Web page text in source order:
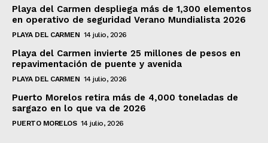
Playa del Carmen despliega más de 1,300 elementos
en operativo de seguridad Verano Mundialista 2026
PLAYA DEL CARMEN 14 julio, 2026
Playa del Carmen invierte 25 millones de pesos en
repavimentación de puente y avenida
PLAYA DEL CARMEN 14 julio, 2026
Puerto Morelos retira más de 4,000 toneladas de
sargazo en lo que va de 2026
PUERTO MORELOS 14 julio, 2026